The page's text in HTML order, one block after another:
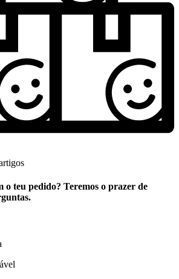
o teu pedido? Teremos o prazer de